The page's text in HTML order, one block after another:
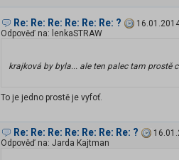
Re: Re: Re: Re: Re: Re: ?
Odpověď na: lenkaSTRAW
krajková by byla... ale ten palec tam prostě
To je jedno prostě je vyfoť.
Re: Re: Re: Re: Re: Re: Re: ?
Odpověď na: Jarda Kajtman